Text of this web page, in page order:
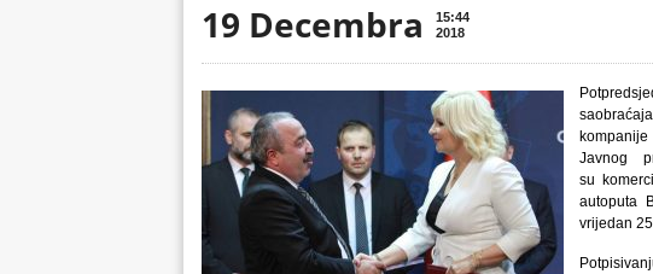
19 Decembra
15:44
2018
Javnog
su
autoputa
vrijedan